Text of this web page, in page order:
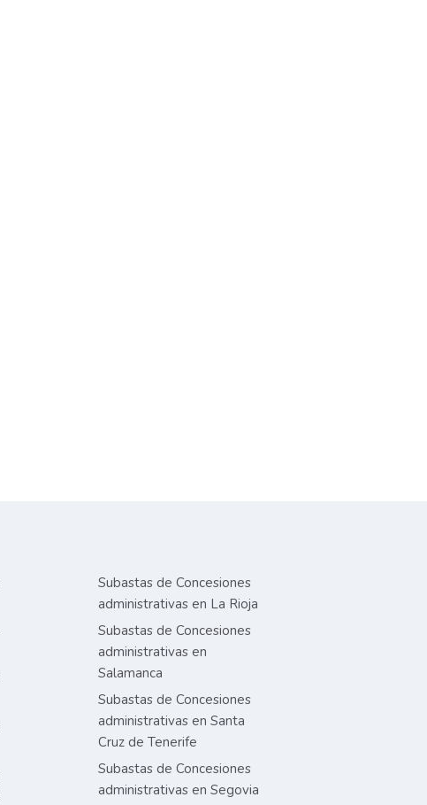
Subastas de Concesiones
administrativas en La Rioja
Subastas de Concesiones
administrativas en
Salamanca
Subastas de Concesiones
administrativas en Santa
Cruz de Tenerife
Subastas de Concesiones
administrativas en Segovia